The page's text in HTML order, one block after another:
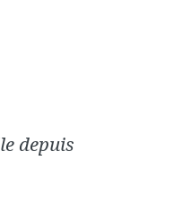
depuis